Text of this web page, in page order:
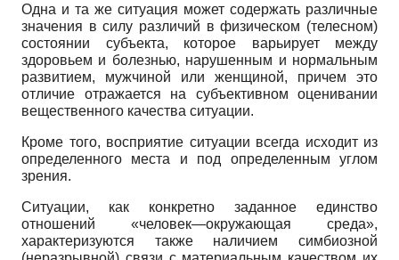
Одна и та же ситуация может содержать различные
значения в силу различий в физическом (телесном)
состоянии субъекта, которое варьирует между
здоровьем и болезнью, нарушенным и нормальным
развитием, мужчиной или женщиной, причем это
отличие отражается на субъективном оценивании
вещественного качества ситуации.
Кроме того, восприятие ситуации всегда исходит из
определенного места и под определенным углом
зрения.
Ситуации, как конкретно заданное единство
отношений «человек—окружающая среда»,
характеризуются также наличием симбиозной